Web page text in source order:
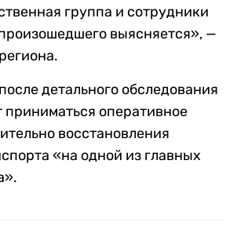
группа и сотрудники
выясняется», —
детального обследования
приниматься оперативное
восстановления
«на одной из главных